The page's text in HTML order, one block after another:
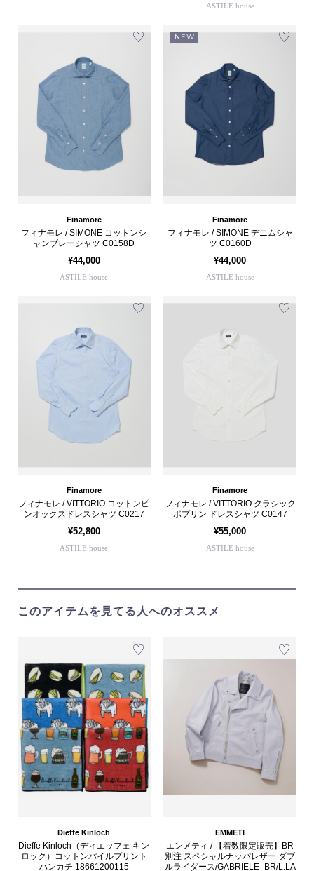
ASTILE house
Finamore
フィナモレ / SIMONE コットンシ
ャンブレーシャツ C0158D
¥44,000
ASTILE house
NEW
Finamore
フィナモレ / SIMONE デニムシャ
ツ C0160D
¥44,000
ASTILE house
Finamore
フィナモレ / VITTORIO コットンピ
ンオックスドレスシャツ C0217
¥52,800
ASTILE house
Finamore
フィナモレ / VITTORIO クラシック
ポプリン ドレスシャツ C0147
¥55,000
ASTILE house
このアイテムを見てる人へのオススメ
Dieffe Kinloch
Dieffe Kinloch（ディエッフェ キン
ロック）コットンパイルプリント
ハンカチ 18661200115
EMMETI
エンメティ / 【着数限定販売】BR
別注 スペシャルナッパレザー ダブ
ルライダース/GABRIELE_BR/L.LA